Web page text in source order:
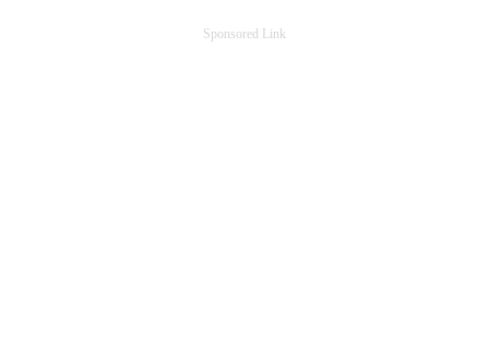
Sponsored Link